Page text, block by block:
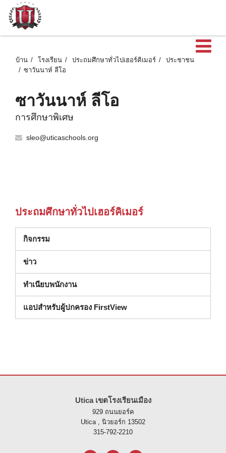
เ
บ้าน โรงเรียน ประถมศึกษาทั่วไปเฮอร์คิเมอร์
ประชาชน
ซาวันนาห์ ลีโอ
ซาวันนาห์ ลีโอ
การศึกษาพิเศษ
sleo@uticaschools.org
ประถมศึกษาทั่วไปเฮอร์คิเมอร์
กิจกรรม
ข่าว
ทําเนียบพนักงาน
แอปสำหรับผู้ปกครอง FirstView
Utica เขตโรงเรียนเมือง
929 ถนนยอร์ค
Utica , นิวยอร์ก 13502
315-792-2210